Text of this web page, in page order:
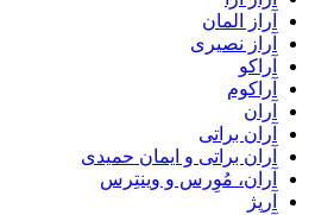
آراز المان
آراز نصیری
آراکو
آراکوم
آران
آران براتی
آران براتی و ایمان حمیدی
آران، مُوِرس و وینتِرس
آرپژ